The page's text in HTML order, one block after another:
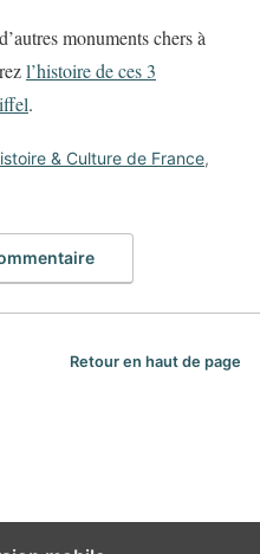
monuments chers à
l’histoire de ces 3
.
& Culture de France,
Retour en haut de page